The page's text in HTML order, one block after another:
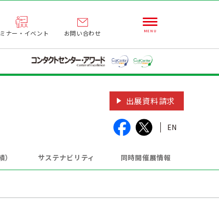
ナー・イベント お問い合わせ
出展資料請求
EN
サステナビリティ 同時開催展情報